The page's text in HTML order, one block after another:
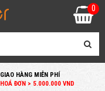
GIAO HÀNG MIỄN PHÍ
HOÁ ĐƠN > 5.000.000 VND
0